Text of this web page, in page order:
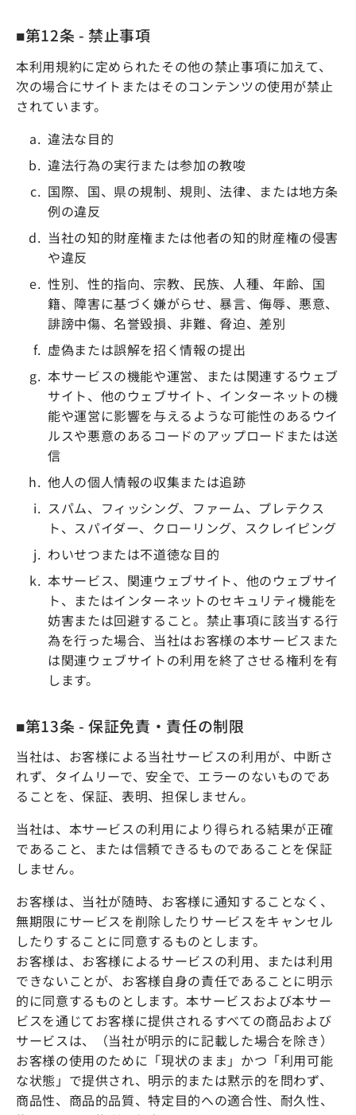
■第12条 - 禁止事項
本利用規約に定められたその他の禁止事項に加えて、
次の場合にサイトまたはそのコンテンツの使用が禁止
されています。
違法な目的
違法行為の実行または参加の教唆
国際、国、県の規制、規則、法律、または地方条
例の違反
当社の知的財産権または他者の知的財産権の侵害
や違反
性別、性的指向、宗教、民族、人種、年齢、国
籍、障害に基づく嫌がらせ、暴言、侮辱、悪意、
誹謗中傷、名誉毀損、非難、脅迫、差別
虚偽または誤解を招く情報の提出
本サービスの機能や運営、または関連するウェブ
サイト、他のウェブサイト、インターネットの機
能や運営に影響を与えるような可能性のあるウイ
ルスや悪意のあるコードのアップロードまたは送
信
他人の個人情報の収集または追跡
スパム、フィッシング、ファーム、プレテクス
ト、スパイダー、クローリング、スクレイピング
わいせつまたは不道徳な目的
本サービス、関連ウェブサイト、他のウェブサイ
ト、またはインターネットのセキュリティ機能を
妨害または回避すること。禁止事項に該当する行
為を行った場合、当社はお客様の本サービスまた
は関連ウェブサイトの利用を終了させる権利を有
します。
■第13条 - 保証免責・責任の制限
当社は、お客様による当社サービスの利用が、中断さ
れず、タイムリーで、安全で、エラーのないものであ
ることを、保証、表明、担保しません。
当社は、本サービスの利用により得られる結果が正確
であること、または信頼できるものであることを保証
しません。
お客様は、当社が随時、お客様に通知することなく、
無期限にサービスを削除したりサービスをキャンセル
したりすることに同意するものとします。
お客様は、お客様によるサービスの利用、または利用
できないことが、お客様自身の責任であることに明示
的に同意するものとします。本サービスおよび本サー
ビスを通じてお客様に提供されるすべての商品および
サービスは、（当社が明示的に記載した場合を除き）
お客様の使用のために「現状のまま」かつ「利用可能
な状態」で提供され、明示的または黙示的を問わず、
商品性、商品的品質、特定目的への適合性、耐久性、